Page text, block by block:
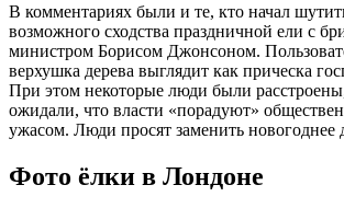
В комментариях были и те, кто начал
возможного сходства праздничной ели с
министром Борисом Джонсоном.
верхушка дерева выглядит как прическа
При этом некоторые люди были
ожидали, что власти «порадуют»
ужасом. Люди просят заменить новогоднее
Фото ёлки в Лондоне